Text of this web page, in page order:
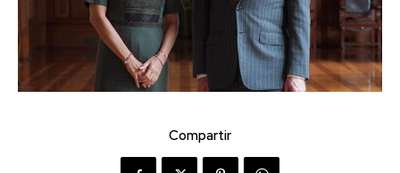
Compartir